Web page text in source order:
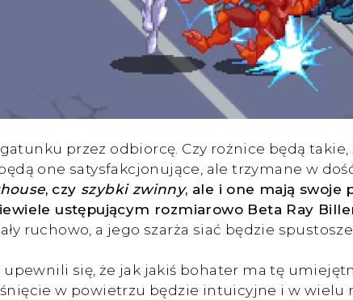
przez odbiorcę. Czy rożnice będą takie,
one satysfakcjonujące, ale trzymane w
, czy szybki zwinny, ale i one mają swoje
ustępującym rozmiarowo Beta Ray
ruchowo, a jego szarża siać będzie
się, że jak jakiś bohater ma tę
w powietrzu będzie intuicyjne i w wielu